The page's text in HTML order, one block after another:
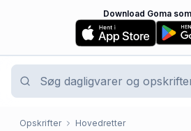
Download Goma
Opskrifter Hovedretter